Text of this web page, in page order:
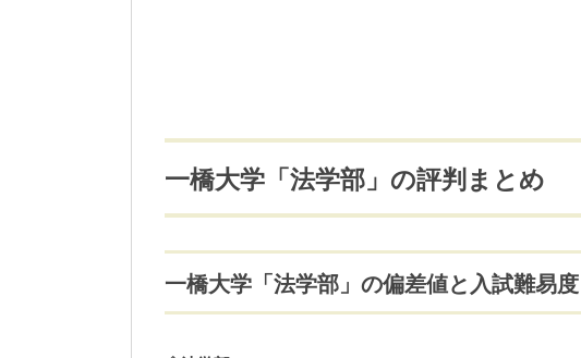
一橋大学「法学部」の評判まとめ
一橋大学「法学部」の偏差値と入試難易度